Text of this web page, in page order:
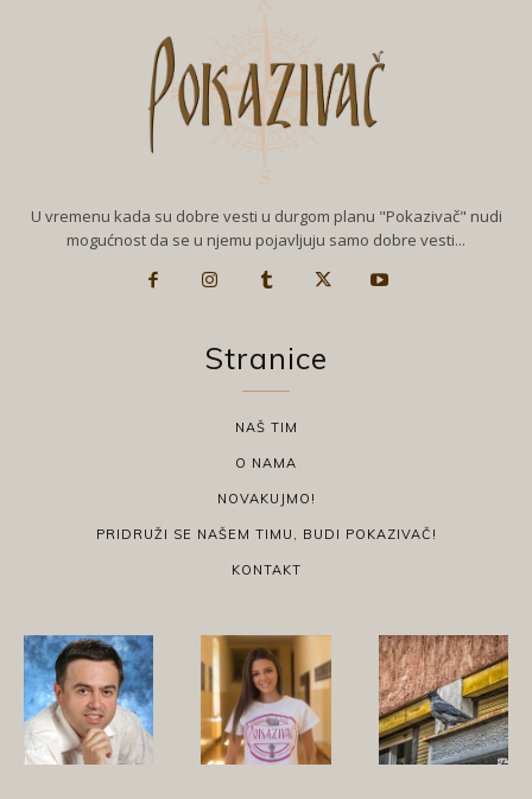
U vremenu kada su dobre vesti u durgom planu "Pokazivač" nudi
mogućnost da se u njemu pojavljuju samo dobre vesti...
Stranice
NAŠ TIM
O NAMA
NOVAKUJMO!
PRIDRUŽI SE NAŠEM TIMU, BUDI POKAZIVAČ!
KONTAKT